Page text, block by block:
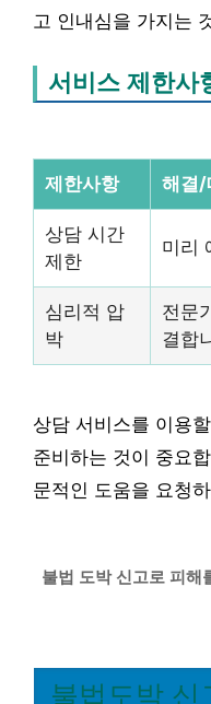
고 인내심을 가지는
서비스 제한사
제한사항 해결/
상담 시간
제한
미리
심리적 압
박
전문
결합
상담 서비스를 이용
준비하는 것이 중요
문적인 도움을 요청
불법 도박 신고로 피해
불법도박 신